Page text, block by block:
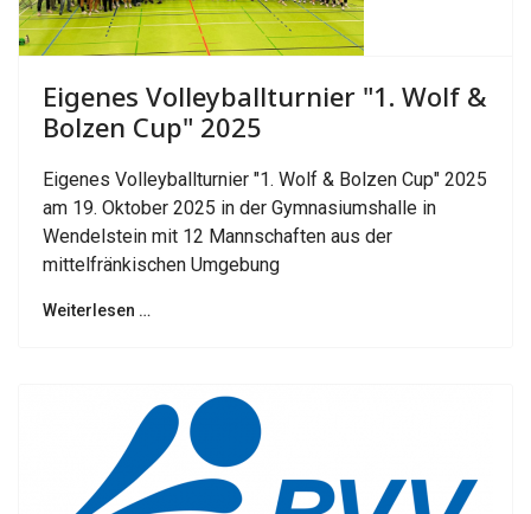
Eigenes Volleyballturnier "1. Wolf &
Bolzen Cup" 2025
Eigenes Volleyballturnier "1. Wolf & Bolzen Cup" 2025
am 19. Oktober 2025 in der Gymnasiumshalle in
Wendelstein mit 12 Mannschaften aus der
mittelfränkischen Umgebung
Weiterlesen …